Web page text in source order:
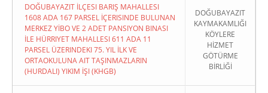
DOĞUBAYAZIT İLÇESI BARIŞ MAHALLESI
1608 ADA 167 PARSEL İÇERISINDE BULUNAN
MERKEZ YİBO VE 2 ADET PANSIYON BINASI
İLE HÜRRIYET MAHALLESI 611 ADA 11
PARSEL ÜZERINDEKI 75. YIL İLK VE
ORTAOKULUNA AIT TAŞINMAZLARIN
(HURDALI) YIKIM İŞI (KHGB)
DOĞUBAYAZIT
KAYMAKAMLIĞI
KÖYLERE
HİZMET
GÖTÜRME
BİRLİĞİ